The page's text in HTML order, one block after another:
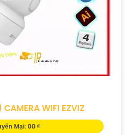
WIFI EZVIZ
Mại: 00 ₫